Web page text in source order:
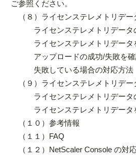
ご参照ください。
（８）ライセンステレメトリデー
ライセンステレメトリデータ
ライセンステレメトリデータを
アップロードの成功/失敗を確
失敗している場合の対応方法
（９）ライセンステレメトリデー
ライセンステレメトリデータ
ライセンステレメトリデータ
（１０）参考情報
（１１）FAQ
（１２）NetScaler Console の対